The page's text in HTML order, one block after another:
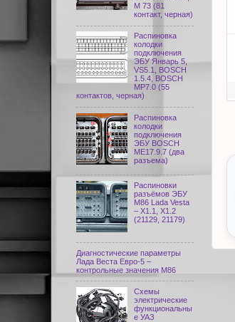
М 73 (81
контакт, черная)
Распиновка
колодки
подключения
ЭБУ Январь 5,
VS5.1, BOSCH
1.5.4, BOSCH
MP7.0 (55
контактов, черная)
Распиновка
колодки
подключения
ЭБУ BOSCH
ME17.9.7 (два
разъема)
Распиновки
разъёмов ЭБУ
M86 Lada Vesta
– X1.1, X1.2
(21129, 21179)
Диагностические параметры
Лада Веста Евро-5 –
контрольные значения М86
Схемы
электрические
функциональны
е УАЗ